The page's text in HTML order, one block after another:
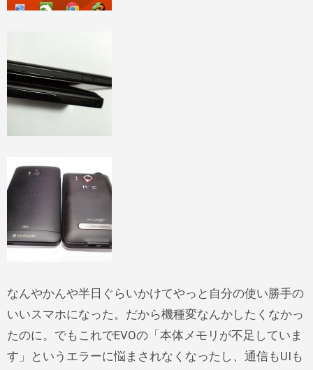
なんやかんや半日ぐらいかけてやっと自分の使い勝手の
いいスマホになった。だから機種変なんかしたくなかっ
たのに。でもこれでEVOの「本体メモリが不足していま
す」というエラーに悩まされなくなったし、通信もUIも